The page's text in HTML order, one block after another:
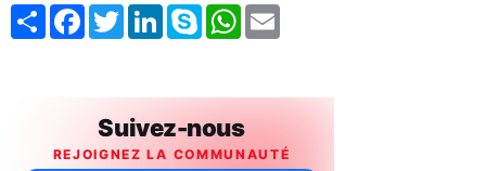
Share FacebookTwitterLinkedInSkype WhatsApp